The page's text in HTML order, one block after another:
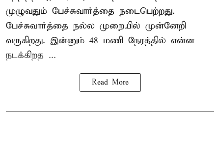
முழுவதும் பேச்சுவார்த்தை நடைபெற்றது.
பேச்சுவார்த்தை நல்ல முறையில் முன்னேறி
வருகிறது. இன்னும் 48 மணி நேரத்தில் என்ன
நடக்கிறத ...
Read More